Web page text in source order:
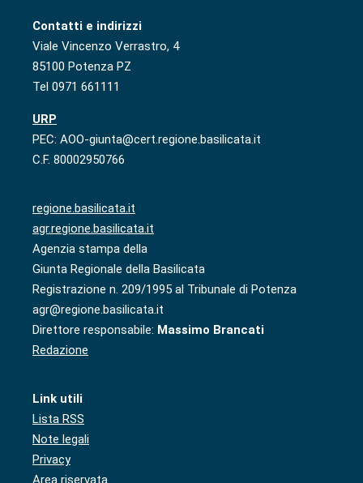
Contatti e indirizzi
Viale Vincenzo Verrastro, 4
85100 Potenza PZ
Tel 0971 661111
URP
PEC: AOO-giunta@cert.regione.basilicata.it
C.F. 80002950766
regione.basilicata.it
agr.regione.basilicata.it
Agenzia stampa della
Giunta Regionale della Basilicata
Registrazione n. 209/1995 al Tribunale di Potenza
agr@regione.basilicata.it
Direttore responsabile: Massimo Brancati
Redazione
Link utili
Lista RSS
Note legali
Privacy
Area riservata